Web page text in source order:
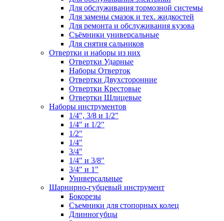
Для обслуживания тормозной системы
Для замены смазок и тех. жидкостей
Для ремонта и обслуживания кузова
Съёмники универсальные
Для снятия сальников
Отвертки и наборы из них
Отвертки Ударные
Наборы Отверток
Отвертки Двухсторонние
Отвертки Крестовые
Отвертки Шлицевые
Наборы инструментов
1/4", 3/8 и 1/2"
1/4" и 1/2"
1/2"
1/4"
3/4"
1/4" и 3/8"
3/4" и 1"
Универсальные
Шарнирно-губцевый инструмент
Бокорезы
Съемники для стопорных колец
Длинногубцы